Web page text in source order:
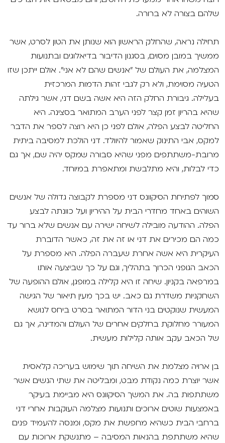
שלהם בצורה לא ברורה.
תחילה נראה, שהחלק הראשון הוא שנותן את הטון לסרט, אשר
ממשיך במובן מסוים, בסגנון הדיבור בדיאלוגים ובתנועות
המצלמה, את העולם של "אנשים שהם לא אני". אולם ייתכן שזו
הטעיה מסוימת, ולא רק לגבי זהות הדמות המרכזית
בעלילה. גיבורת החלק הזה היא אשה בשם דני, אשר גילתה
שהיא בהריון זמן קצר לפני הערב המתואר בסצינה. היא
החליטה לבצע הפלה, אולם לפני כן היא רוצה לספר את הדבר
למקס, אבי התינוק שאמור להיוולד. דני הולכת למסיבה ביתית
מרובת-משתתפים מפני שהיא סבורה שמקס יהיה שם, אך גם
כדי לבלות, והיא מתלבשת ומתאפרת במיוחד.
סמוך לפתיחת הסיקוונס דני מספרת לקבוצה גדולה של אנשים
השוהים באחד מחדרי הבית על ההיריון ועל כוונתה לבצע
הפלה. ההודעה מובילה לשיחה ישירה עם אנשים שלא ברור עד
כמה הם מכירים את דני או זה את זה, כאשר הדוברת
העיקרית היא אשה אחרת שעברה הפלה. היא מספרת על
הכאב הגופני הכרוך בתהליך, וגם על כך שביצעה אותו
במרפאה בקניון. שיחה זו היא קלילה במופגן, אולם ההופעה של
השחקניות משדרת גם כאב. יש בכך מעין תיאור של הגישה
המעשית שנוקטים בני הדור המתואר בסרט ביחס לנושא
המעורר מחלוקת בחלקים אחרים של העולם והמדינה, אך גם
של הכאב עקב אותה קלילות מעשית.
בן ארויה מצלמת את השיחה תוך שימוש בעריכה קלאסית
אשר יוצרת כמה נקודת מבט, ומבליטה את שתי הנשים אשר
משתתפות בה. את המשך הסיקוונס היא מביימת בעיקר
באמצעות שוטים ארוכים ותנועות מצלמה העוקבות אחרי דני
ברחבי הבית כשהיא מחפשת את מקס, ומנסה להעמיד פנים
שהיא משתתפת בהנאות המסיבה – מתנשקת ארוכות עם